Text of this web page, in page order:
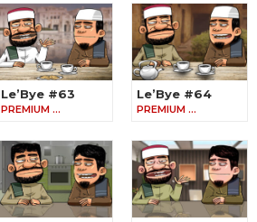
Le’Bye #63
PREMIUM …
Le’Bye #64
PREMIUM …